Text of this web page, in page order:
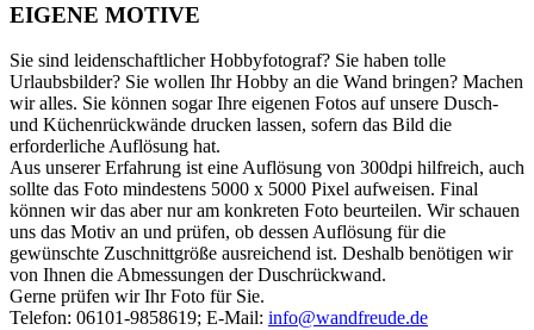
EIGENE MOTIVE
Sie sind leidenschaftlicher Hobbyfotograf? Sie haben tolle
Urlaubsbilder? Sie wollen Ihr Hobby an die Wand bringen? Machen
wir alles. Sie können sogar Ihre eigenen Fotos auf unsere Dusch-
und Küchenrückwände drucken lassen, sofern das Bild die
erforderliche Auflösung hat.
Aus unserer Erfahrung ist eine Auflösung von 300dpi hilfreich, auch
sollte das Foto mindestens 5000 x 5000 Pixel aufweisen. Final
können wir das aber nur am konkreten Foto beurteilen. Wir schauen
uns das Motiv an und prüfen, ob dessen Auflösung für die
gewünschte Zuschnittgröße ausreichend ist. Deshalb benötigen wir
von Ihnen die Abmessungen der Duschrückwand.
Gerne prüfen wir Ihr Foto für Sie.
Telefon: 06101-9858619; E-Mail: info@wandfreude.de